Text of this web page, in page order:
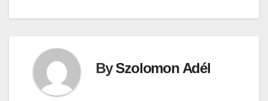
BySzolomon Adél